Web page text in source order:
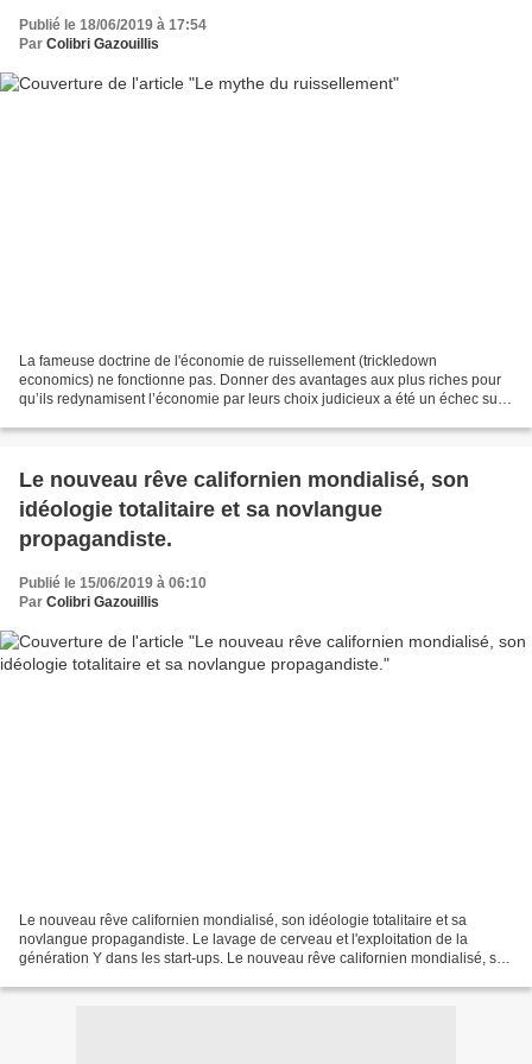
Publié le 18/06/2019 à 17:54
Par Colibri Gazouillis
La fameuse doctrine de l'économie de ruissellement (trickledown
economics) ne fonctionne pas. Donner des avantages aux plus riches pour
qu’ils redynamisent l’économie par leurs choix judicieux a été un échec sur
Le nouveau rêve californien mondialisé, son
idéologie totalitaire et sa novlangue
propagandiste.
Publié le 15/06/2019 à 06:10
Par Colibri Gazouillis
Le nouveau rêve californien mondialisé, son idéologie totalitaire et sa
novlangue propagandiste. Le lavage de cerveau et l'exploitation de la
génération Y dans les start-ups. Le nouveau rêve californien mondialisé, son